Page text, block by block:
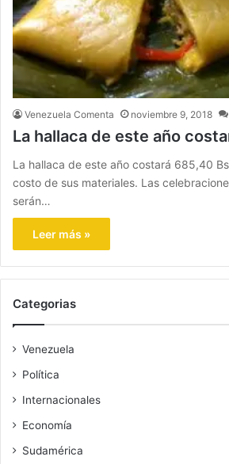
Venezuela Comenta noviembre 9, 2018
La hallaca de este año
La hallaca de este año costará 685,40
costo de sus materiales. Las
serán…
Leer más »
Categorias
Venezuela
Política
Internacionales
Economía
Sudamérica